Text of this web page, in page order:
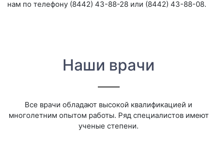
нам по телефону (8442) 43-88-28 или (8442) 43-88-08.
Наши врачи
Все врачи обладают высокой квалификацией и
многолетним опытом работы. Ряд специалистов имеют
ученые степени.